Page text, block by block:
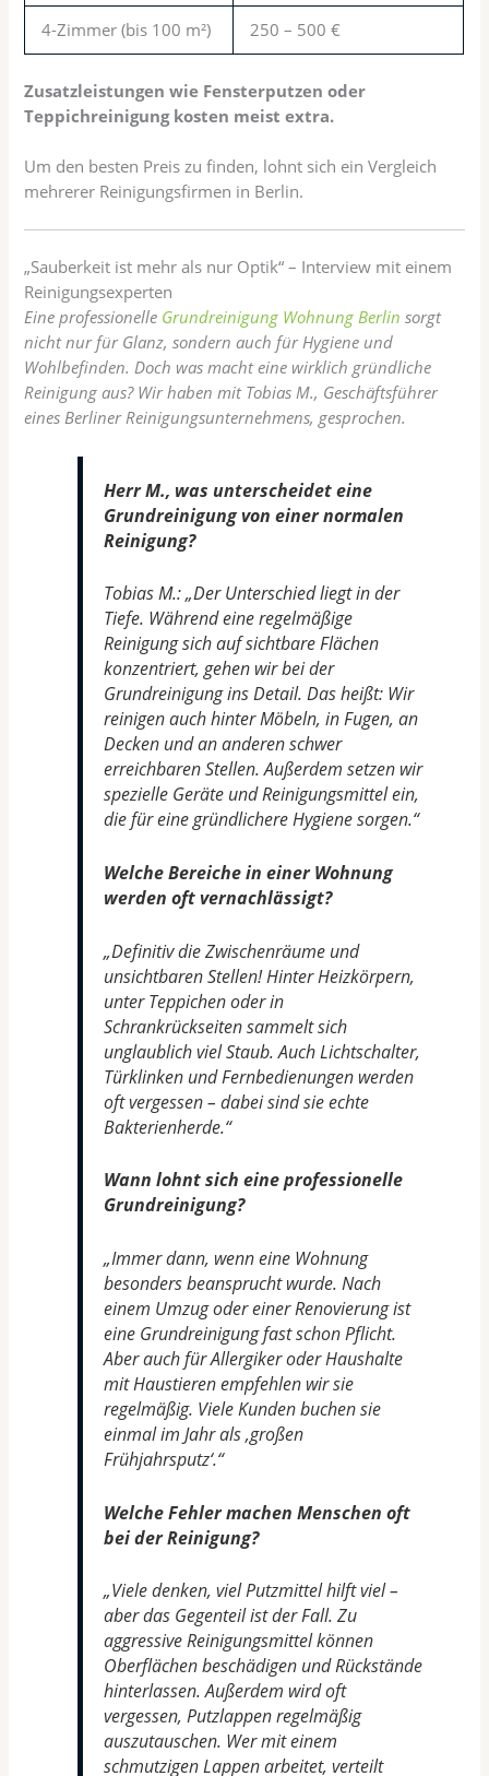
4-Zimmer (bis 100 m²) 250 – 500 €
Zusatzleistungen wie Fensterputzen oder
Teppichreinigung kosten meist extra.
Um den besten Preis zu finden, lohnt sich ein Vergleich
mehrerer Reinigungsfirmen in Berlin.
„Sauberkeit ist mehr als nur Optik“ – Interview mit einem
Reinigungsexperten
Eine professionelle Grundreinigung Wohnung Berlin sorgt
nicht nur für Glanz, sondern auch für Hygiene und
Wohlbefinden. Doch was macht eine wirklich gründliche
Reinigung aus? Wir haben mit Tobias M., Geschäftsführer
eines Berliner Reinigungsunternehmens, gesprochen.
Herr M., was unterscheidet eine
Grundreinigung von einer normalen
Reinigung?
Tobias M.: „Der Unterschied liegt in der
Tiefe. Während eine regelmäßige
Reinigung sich auf sichtbare Flächen
konzentriert, gehen wir bei der
Grundreinigung ins Detail. Das heißt: Wir
reinigen auch hinter Möbeln, in Fugen, an
Decken und an anderen schwer
erreichbaren Stellen. Außerdem setzen wir
spezielle Geräte und Reinigungsmittel ein,
die für eine gründlichere Hygiene sorgen.“
Welche Bereiche in einer Wohnung
werden oft vernachlässigt?
„Definitiv die Zwischenräume und
unsichtbaren Stellen! Hinter Heizkörpern,
unter Teppichen oder in
Schrankrückseiten sammelt sich
unglaublich viel Staub. Auch Lichtschalter,
Türklinken und Fernbedienungen werden
oft vergessen – dabei sind sie echte
Bakterienherde.“
Wann lohnt sich eine professionelle
Grundreinigung?
„Immer dann, wenn eine Wohnung
besonders beansprucht wurde. Nach
einem Umzug oder einer Renovierung ist
eine Grundreinigung fast schon Pflicht.
Aber auch für Allergiker oder Haushalte
mit Haustieren empfehlen wir sie
regelmäßig. Viele Kunden buchen sie
einmal im Jahr als ‚großen
Frühjahrsputz‘.“
Welche Fehler machen Menschen oft
bei der Reinigung?
„Viele denken, viel Putzmittel hilft viel –
aber das Gegenteil ist der Fall. Zu
aggressive Reinigungsmittel können
Oberflächen beschädigen und Rückstände
hinterlassen. Außerdem wird oft
vergessen, Putzlappen regelmäßig
auszutauschen. Wer mit einem
schmutzigen Lappen arbeitet, verteilt